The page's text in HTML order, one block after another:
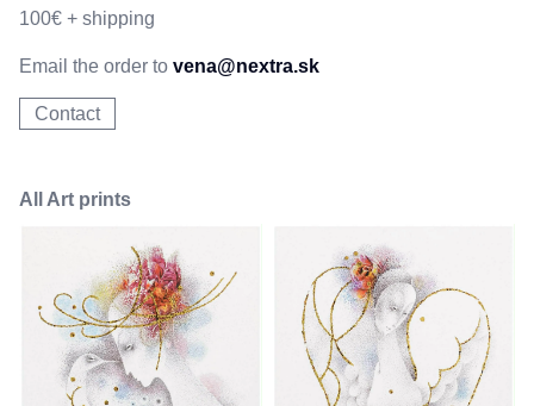
100€ + shipping
Email the order to vena@nextra.sk
Contact
All Art prints